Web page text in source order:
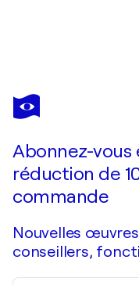
JACK
AVETISYAN
Je
Abonnez-vous
réduction de
commande
Nouvelles
conseillers,